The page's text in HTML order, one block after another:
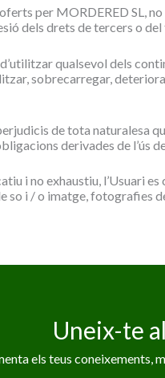
per MORDERED SL,
dels drets de tercers o
qualsevol dels
sobrecarregar,
de tota naturalesa
derivades de l’ús
i no exhaustiu, l’Usuari
so i / o imatge, fotografies
Uneix-te
els teus coneixements,